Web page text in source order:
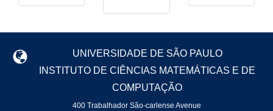
UNIVERSIDADE DE SÃO PAULO
INSTITUTO DE CIÊNCIAS MATEMÁTICAS E DE
COMPUTAÇÃO
400 Trabalhador São-carlense Avenue